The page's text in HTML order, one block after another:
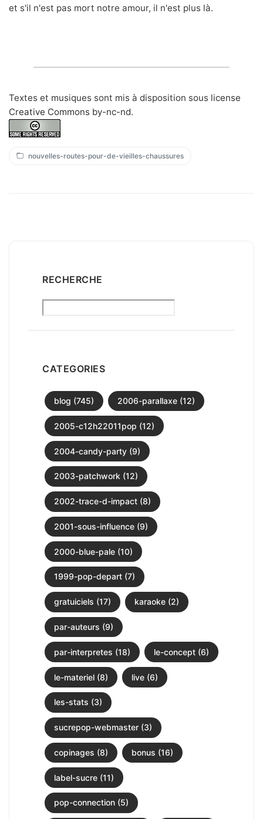
et s'il n'est pas mort notre amour, il n'est plus là.
Textes et musiques sont mis à disposition sous license
Creative Commons by-nc-nd.
nouvelles-routes-pour-de-vieilles-chaussures
RECHERCHE
CATEGORIES
blog (745) 2006-parallaxe (12)
2005-c12h22011pop (12)
2004-candy-party (9)
2003-patchwork (12)
2002-trace-d-impact (8)
2001-sous-influence (9)
2000-blue-pale (10)
1999-pop-depart (7)
gratuiciels (17) karaoke (2)
par-auteurs (9)
par-interpretes (18) le-concept (6)
le-materiel (8) live (6)
les-stats (3)
sucrepop-webmaster (3)
copinages (8) bonus (16)
label-sucre (11)
pop-connection (5)